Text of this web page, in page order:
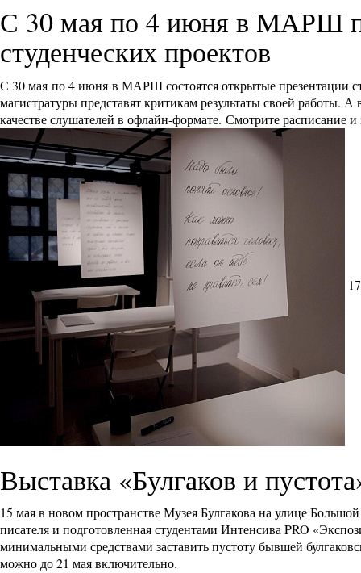
С 30 мая по 4 июня в МАРШ
студенческих проектов
С 30 мая по 4 июня в МАРШ состоятся открытые презентации
магистратуры представят критикам результаты своей
качестве слушателей в офлайн-формате. Смотрите
Выставка «Булгаков и
15 мая в новом пространстве Музея Булгакова на улице
писателя и подготовленная студентами Интенсива PRO
минимальными средствами заставить пустоту бывшей
можно до 21 мая включительно.